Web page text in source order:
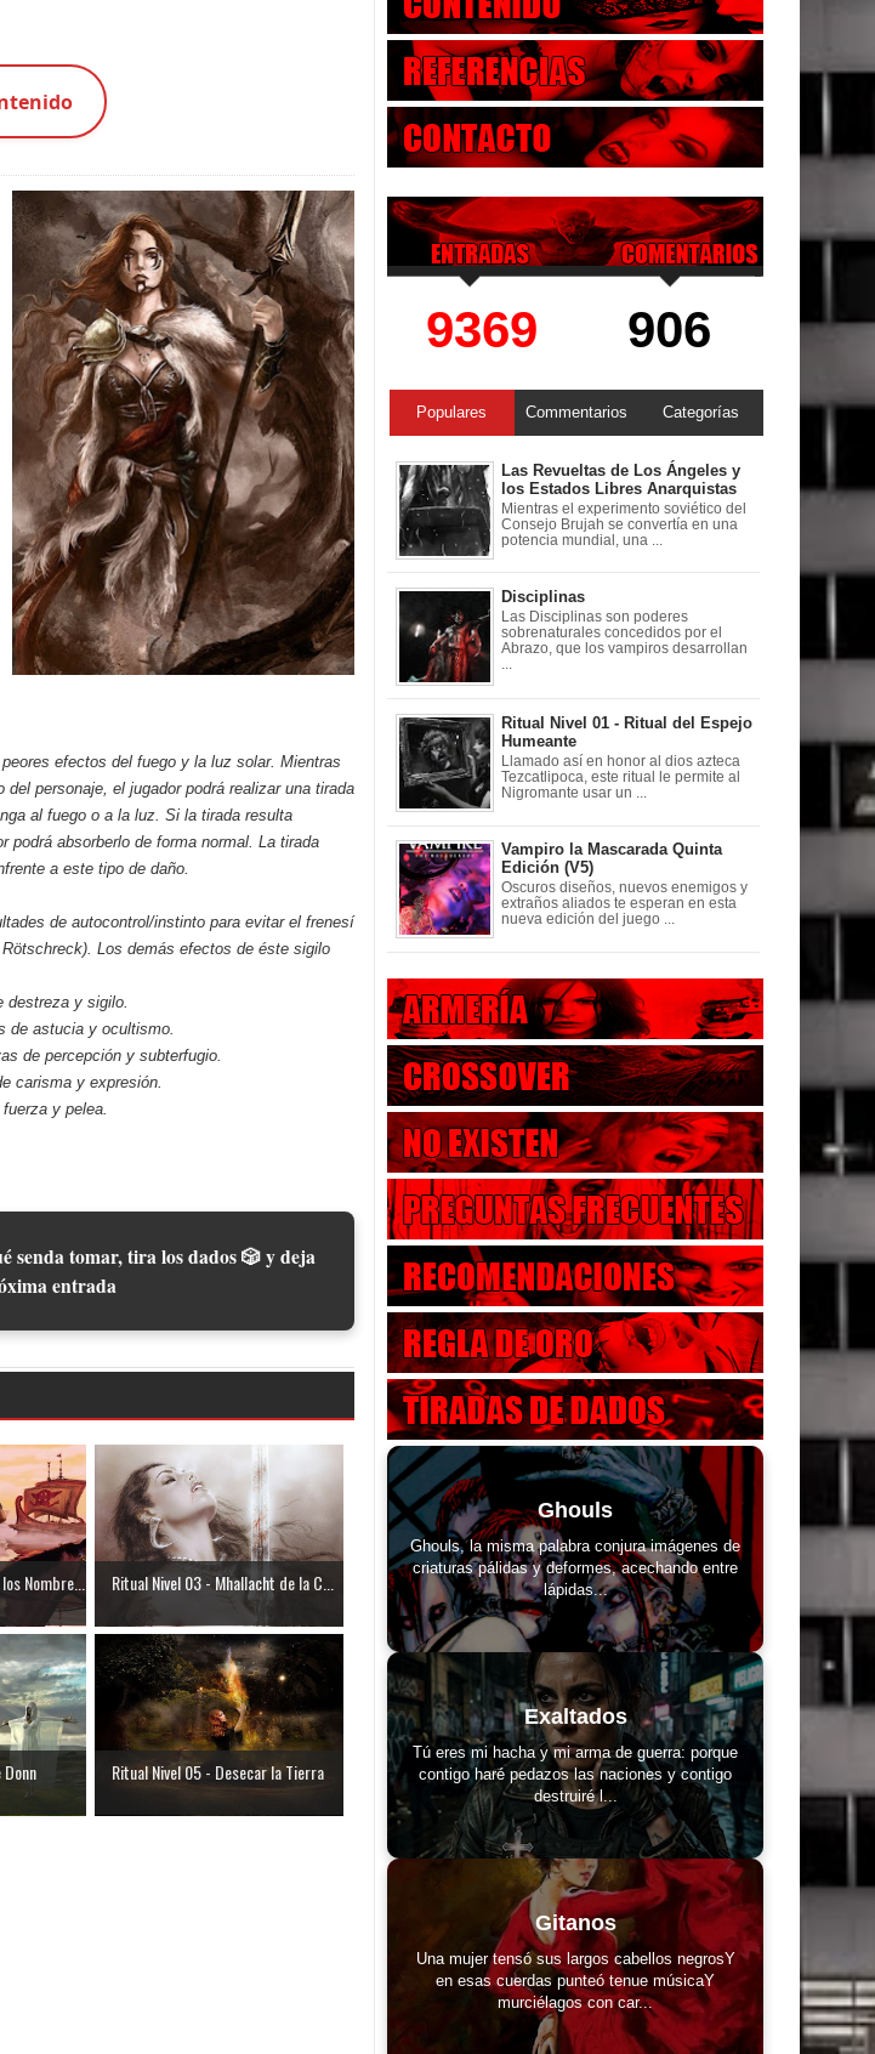
efectos del fuego y la luz solar. Mientras
personaje, el jugador podrá realizar una tirada
al fuego o a la luz. Si la tirada resulta
absorberlo de forma normal. La tirada
a este tipo de daño.
de autocontrol/instinto para evitar el frenesí
Los demás efectos de éste sigilo
destreza y sigilo.
de astucia y ocultismo.
de percepción y subterfugio.
carisma y expresión.
y pelea.
senda tomar, tira los dados 🎲 y deja
entrada
Nombre... Ritual Nivel 03 - Mhallacht de la C...
Ritual Nivel 05 - Desecar la Tierra
9369 906
Populares Commentarios Categorías
Las Revueltas de Los Ángeles y
los Estados Libres Anarquistas
Mientras el experimento soviético del
Consejo Brujah se convertía en una
potencia mundial, una ...
Disciplinas
Las Disciplinas son poderes
sobrenaturales concedidos por el
Abrazo, que los vampiros desarrollan
Ritual Nivel 01 - Ritual del Espejo
Humeante
Llamado así en honor al dios azteca
Tezcatlipoca, este ritual le permite al
Nigromante usar un ...
Vampiro la Mascarada Quinta
Edición (V5)
Oscuros diseños, nuevos enemigos y
extraños aliados te esperan en esta
nueva edición del juego ...
Ghouls
Ghouls, la misma palabra conjura imágenes de
criaturas pálidas y deformes, acechando entre
lápidas...
Exaltados
Tú eres mi hacha y mi arma de guerra: porque
contigo haré pedazos las naciones y contigo
destruiré l...
Gitanos
Una mujer tensó sus largos cabellos negrosY
en esas cuerdas punteó tenue músicaY
murciélagos con car...